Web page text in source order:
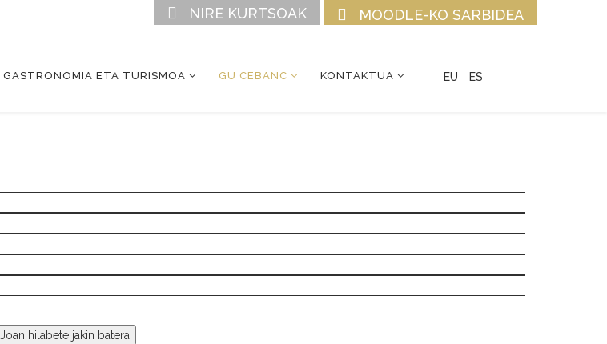
MOODLE-KO SARBIDEA
NIRE KURTSOAK
GASTRONOMIA ETA TURISMOA GU CEBANC KONTAKTUA EU ES
Joan hilabete jakin batera